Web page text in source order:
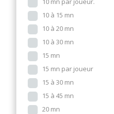
10 à 15 mn
10 à 20 mn
10 à 30 mn
15 mn
15 mn par joueur
15 à 30 mn
15 à 45 mn
20 mn